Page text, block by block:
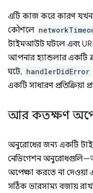
এটি কাজ করে কারণ
কৌশলে
টাইমআউট ঘটলে এবং
আপনার হ্যান্ডলার একটি
ঘটে, handlerDidError
একটি সাধারণ প্রতিক্রিয়া
আর কতক্ষণ
অনুরোধের জন্য একটি
নেভিগেশন
অপেক্ষা করতে না দেওয়া
সঠিক ভারসাম্য বজায়